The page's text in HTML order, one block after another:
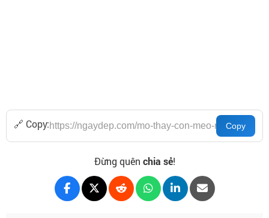
🔗 Copy:
Đừng quên chia sẻ!